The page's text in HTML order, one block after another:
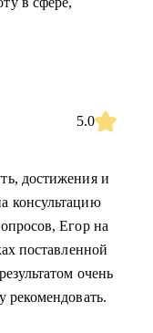
5.0
достижения и
консультацию
Егор на
поставленной
очень
рекомендовать.